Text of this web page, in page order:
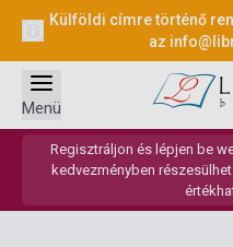
Külföldi címre történő
az
Regisztráljon és lépjen be
kedvezményben
Menü